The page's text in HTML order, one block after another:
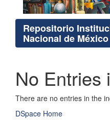
Repositorio
Nacional de México
No Entries
There are no entries in the
DSpace Home